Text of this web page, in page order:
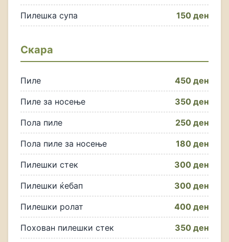
Пилешка супа 150 ден
Скара
Пиле 450 ден
Пиле за носење 350 ден
Пола пиле 250 ден
Пола пиле за носење 180 ден
Пилешки стек 300 ден
Пилешки ќебап 300 ден
Пилешки ролат 400 ден
Похован пилешки стек 350 ден